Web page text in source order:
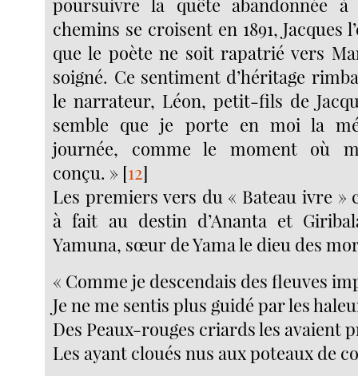
poursuivre la quête abandonnée
chemins se croisent en 1891, Jacques
que le poète ne soit rapatrié vers
soigné. Ce sentiment d’héritage
le narrateur, Léon, petit-fils de
semble que je porte en moi la
journée, comme le moment où
conçu. » [12]
Les premiers vers du « Bateau ivre »
à fait au destin d’Ananta et
Yamuna, sœur de Yama le dieu des
« Comme je descendais des fleuves
Je ne me sentis plus guidé par les
Des Peaux-rouges criards les avaient
Les ayant cloués nus aux poteaux de